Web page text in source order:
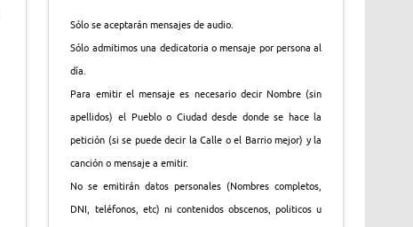
Sólo se aceptarán mensajes de audio.
Sólo admitimos una dedicatoria o mensaje por persona al
día.
Para emitir el mensaje es necesario decir Nombre (sin
apellidos) el Pueblo o Ciudad desde donde se hace la
petición (si se puede decir la Calle o el Barrio mejor) y la
canción o mensaje a emitir.
No se emitirán datos personales (Nombres completos,
DNI, teléfonos, etc) ni contenidos obscenos, politicos u